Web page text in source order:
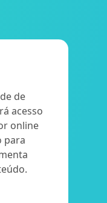
de
acesso
online
para